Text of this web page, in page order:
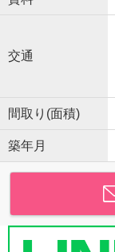
交通
間取り(面積)
築年月